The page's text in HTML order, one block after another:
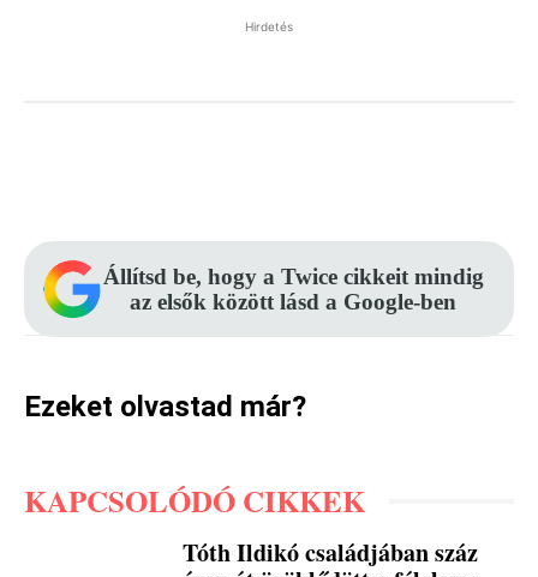
Hirdetés
Állítsd be, hogy a Twice cikkeit mindig
az elsők között lásd a Google-ben
Ezeket olvastad már?
KAPCSOLÓDÓ CIKKEK
Tóth Ildikó családjában száz